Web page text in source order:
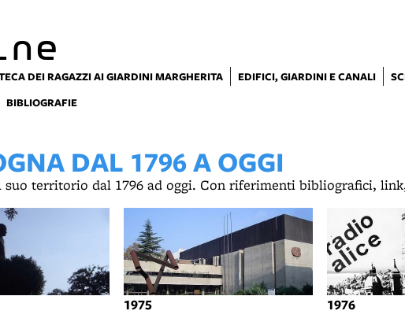
DEI RAGAZZI AI GIARDINI MARGHERITA EDIFICI, GIARDINI E CANALI
BIBLIOGRAFIE
DAL 1796 A OGGI
territorio dal 1796 ad oggi. Con riferimenti bibliografici,
1975 1976